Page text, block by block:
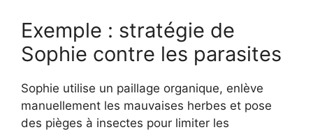
Exemple : stratégie de
Sophie contre les parasites
Sophie utilise un paillage organique, enlève
manuellement les mauvaises herbes et pose
des pièges à insectes pour limiter les